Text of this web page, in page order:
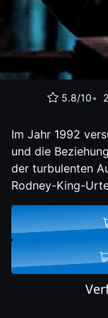
5.8/10
Im Jahr 1992
und die
der turbulenten
Rodney-King-